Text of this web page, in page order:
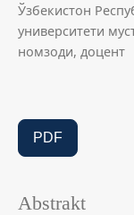
Ўзбекистон
университети
номзоди, доцент
PDF
Abstrakt